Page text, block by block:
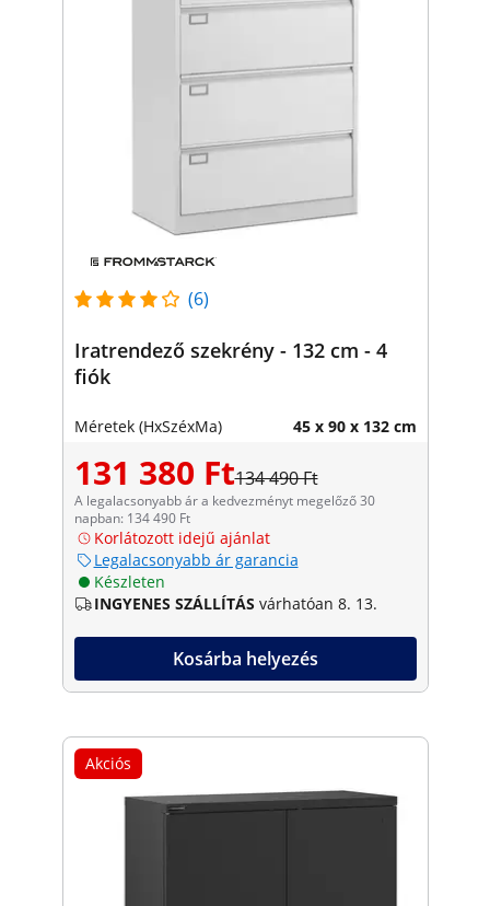
(6)
Iratrendező szekrény - 132 cm - 4
fiók
Méretek (HxSzéxMa) 45 x 90 x 132 cm
131 380 Ft134 490 Ft
A legalacsonyabb ár a kedvezményt megelőző 30
napban: 134 490 Ft
Korlátozott idejű ajánlat
Legalacsonyabb ár garancia
Készleten
INGYENES SZÁLLÍTÁS várhatóan 8. 13.
Kosárba helyezés
Akciós